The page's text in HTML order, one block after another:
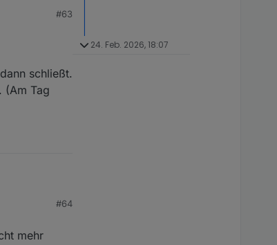
es
läuft es
#63
schließt.
(Am Tag
#64
mehr
24. Feb. 2026, 18:07